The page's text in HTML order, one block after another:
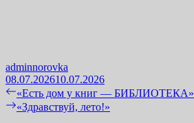
adminnorovka
08.07.202610.07.2026
Навигация
по
Previous
post:
«Есть дом у книг — БИБЛИОТЕКА»
Next
«Здравствуй, лето!»